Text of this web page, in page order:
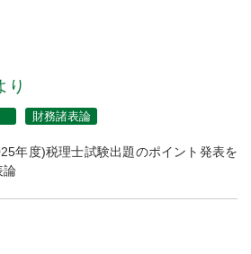
り
財務諸表論
年度)税理士試験出題のポイント発表を
論